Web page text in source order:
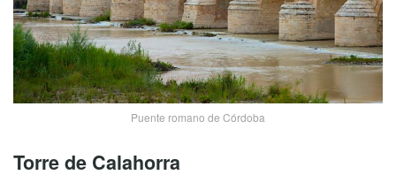
Puente romano de Córdoba
Torre de Calahorra